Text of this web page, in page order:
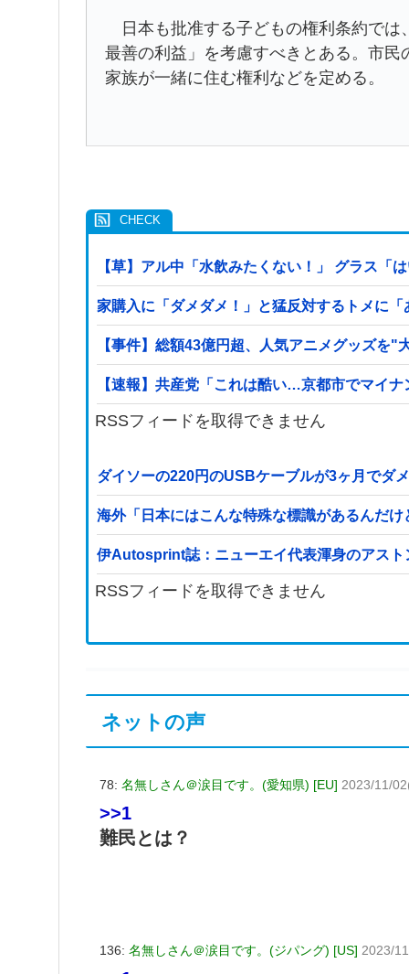
日本も批准する子どもの権利条約では
最善の利益」を考慮すべきとある。市
家族が一緒に住む権利などを定める。
【草】アル中「水飲みたくない！」 グラス「
家購入に「ダメダメ！」と猛反対するトメに
【事件】総額43億円超、人気アニメグッズを
【速報】共産党「これは酷い…京都市でマイ
RSSフィードを取得できません
ダイソーの220円のUSBケーブルが3ヶ月でダ
海外「日本にはこんな特殊な標識があるんだ
伊Autosprint誌：ニューエイ代表渾身のアス
RSSフィードを取得できません
ネットの声
78: 名無しさん＠涙目です。(愛知県) [EU] 2023/11/
>>1
難民とは？
136: 名無しさん＠涙目です。(ジパング) [US] 2023/